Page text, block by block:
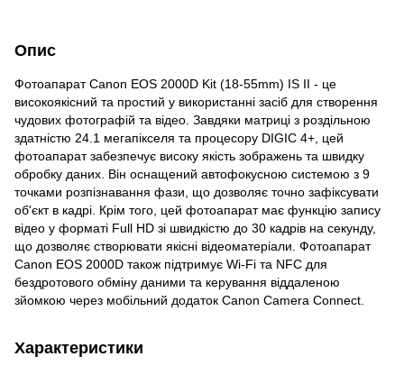
Опис
Фотоапарат Canon EOS 2000D Kit (18-55mm) IS II - це
високоякісний та простий у використанні засіб для створення
чудових фотографій та відео. Завдяки матриці з роздільною
здатністю 24.1 мегапікселя та процесору DIGIC 4+, цей
фотоапарат забезпечує високу якість зображень та швидку
обробку даних. Він оснащений автофокусною системою з 9
точками розпізнавання фази, що дозволяє точно зафіксувати
об'єкт в кадрі. Крім того, цей фотоапарат має функцію запису
відео у форматі Full HD зі швидкістю до 30 кадрів на секунду,
що дозволяє створювати якісні відеоматеріали. Фотоапарат
Canon EOS 2000D також підтримує Wi-Fi та NFC для
бездротового обміну даними та керування віддаленою
зйомкою через мобільний додаток Canon Camera Connect.
Характеристики